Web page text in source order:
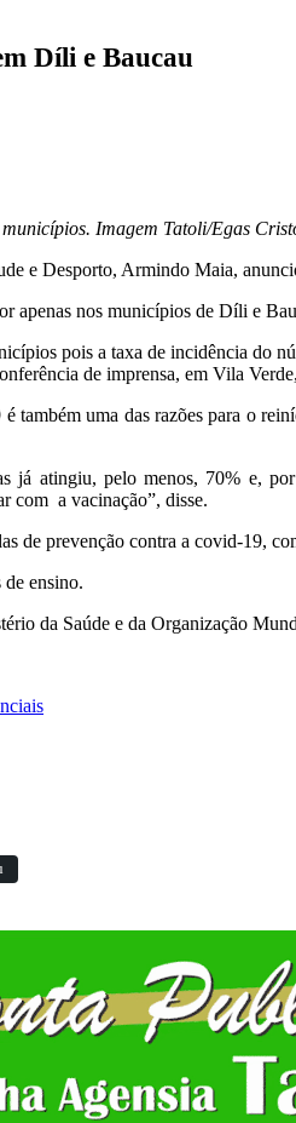
Díli e Baucau
Imagem Tatoli/Egas
e Desporto, Armindo Maia,
nos municípios de Díli e
pois a taxa de incidência
de imprensa, em Vila
uma das razões para o
já atingiu, pelo menos, 70% e,
com a vacinação”, disse.
de prevenção contra a covid-19,
ensino.
da Saúde e da Organização